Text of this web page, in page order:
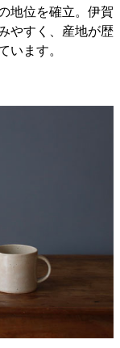
地位を確立。伊賀
やすく、産地が歴
います。